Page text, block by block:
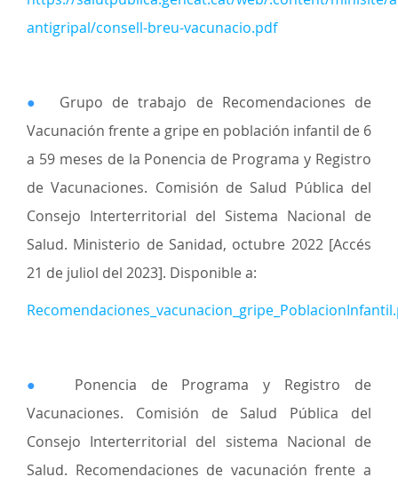
antigripal/consell-breu-vacunacio.pdf
● Grupo de trabajo de Recomendaciones de
Vacunación frente a gripe en población infantil de 6
a 59 meses de la Ponencia de Programa y Registro
de Vacunaciones. Comisión de Salud Pública del
Consejo Interterritorial del Sistema Nacional de
Salud. Ministerio de Sanidad, octubre 2022 [Accés
21 de juliol del 2023]. Disponible a:
● Ponencia de Programa y Registro de
Vacunaciones. Comisión de Salud Pública del
Consejo Interterritorial del sistema Nacional de
Salud. Recomendaciones de vacunación frente a